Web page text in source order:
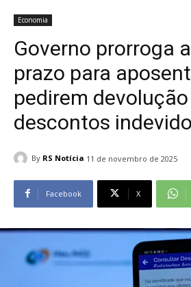
Economia
Governo prorroga
prazo para
pedirem
descontos
By RS Notícia 11 de novembro de 2025
Facebook X